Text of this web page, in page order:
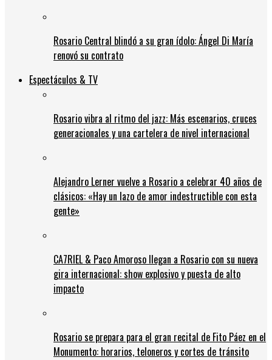
Rosario Central blindó a su gran ídolo: Ángel Di María
renovó su contrato
Espectáculos & TV
Rosario vibra al ritmo del jazz: Más escenarios, cruces
generacionales y una cartelera de nivel internacional
Alejandro Lerner vuelve a Rosario a celebrar 40 años de
clásicos: «Hay un lazo de amor indestructible con esta
gente»
CA7RIEL & Paco Amoroso llegan a Rosario con su nueva
gira internacional: show explosivo y puesta de alto
impacto
Rosario se prepara para el gran recital de Fito Páez en el
Monumento: horarios, teloneros y cortes de tránsito